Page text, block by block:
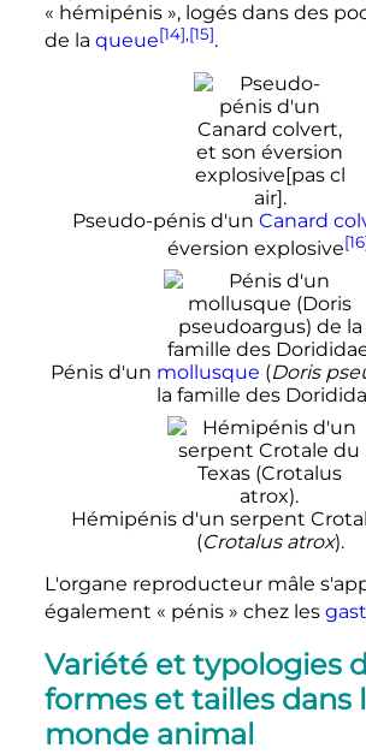
« hémipénis », logés dans des
de la queue[14],[15].
Pseudo-pénis d'un Canard
éversion explosive
Pénis d'un mollusque (Doris
la famille des
Hémipénis d'un serpent
(Crotalus atrox).
L'organe reproducteur mâle
également « pénis » chez les
Variété et typologies
formes et tailles dans
monde animal